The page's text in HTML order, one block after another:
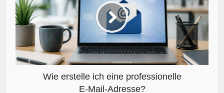
Wie erstelle ich eine professionelle
E-Mail-Adresse?